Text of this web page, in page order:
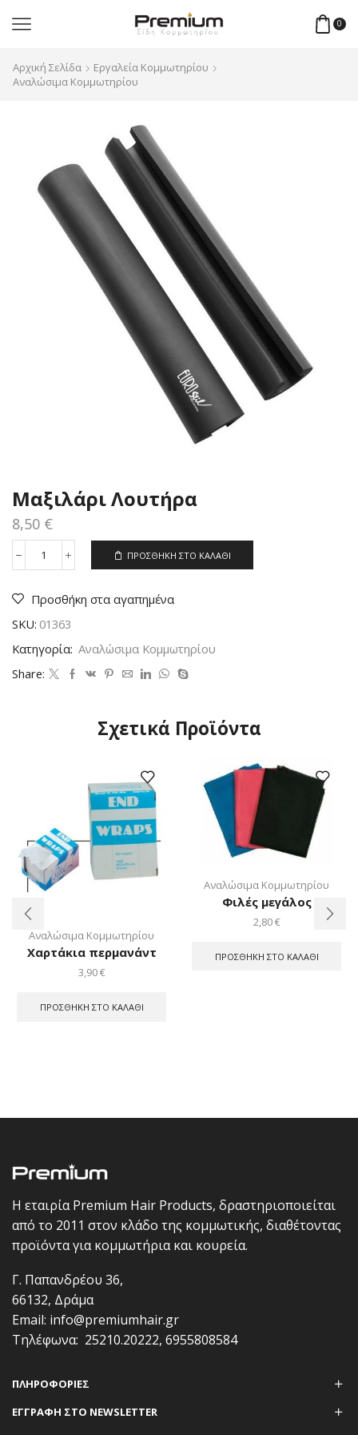
0
Αρχική Σελίδα
Εργαλεία Κομμωτηρίου
Αναλώσιμα Κομμωτηρίου
Μαξιλάρι Λουτήρα
8,50 €
Μαξιλάρι
ΠΡΟΣΘΉΚΗ ΣΤΟ ΚΑΛΆΘΙ
Προσθήκη στα αγαπημένα
SKU: 01363
Κατηγορία: Αναλώσιμα Κομμωτηρίου
Share:
Σχετικά Προϊόντα
Αναλώσιμα Κομμωτηρίου
Χαρτάκια περμανάντ
3,90€
ΠΡΟΣΘΉΚΗ ΣΤΟ ΚΑΛΆΘΙ
Αναλώσιμα Κομμωτηρίου
Φιλές μεγάλος
2,80€
ΠΡΟΣΘΉΚΗ ΣΤΟ ΚΑΛΆΘΙ
Η εταιρία Premium Hair Products, δραστηριοποιείται
από το 2011 στον κλάδο της κομμωτικής, διαθέτοντας
προϊόντα για κομμωτήρια και κουρεία.
Γ. Παπανδρέου 36,
66132, Δράμα
Email: info@premiumhair.gr
Τηλέφωνα: 25210.20222, 6955808584
ΠΛΗΡΟΦΟΡΊΕΣ
ΕΓΓΡΑΦΗ ΣΤΟ NEWSLETTER